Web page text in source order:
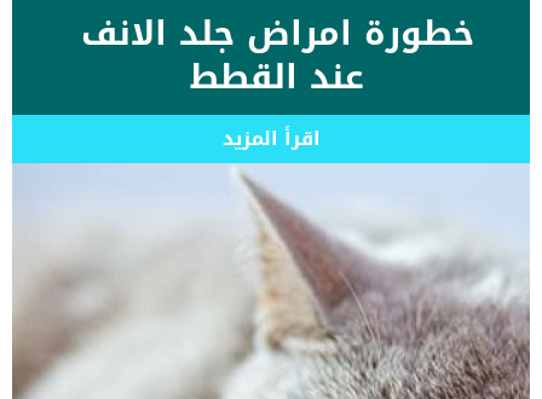
خطورة امراض جلد الانف
عند القطط
اقرأ المزيد